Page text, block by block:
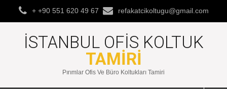
+ +90 551 620 49 67 refakatcikoltugu@gmail.com
İSTANBUL OFIS KOLTUK
TAMIRI
Pırımlar Ofis Ve Büro Koltukları Tamiri